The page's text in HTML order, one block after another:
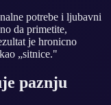
potrebe i ljubavni
da primetite,
je hronicno
„sitnice."
paznju